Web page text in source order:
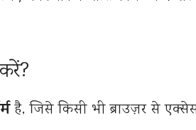
है, जिसे किसी भी ब्राउज़र से